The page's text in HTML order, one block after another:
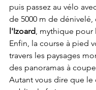
puis passez au vélo
de 5000 m de dénivelé,
l'Izoard, mythique pour
Enfin, la course à pied
travers les paysages
des panoramas à
Autant vous dire que le